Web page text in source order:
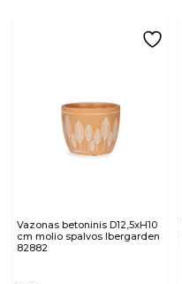
Vazonas betoninis D12,5xH10
cm molio spalvos Ibergarden
82882